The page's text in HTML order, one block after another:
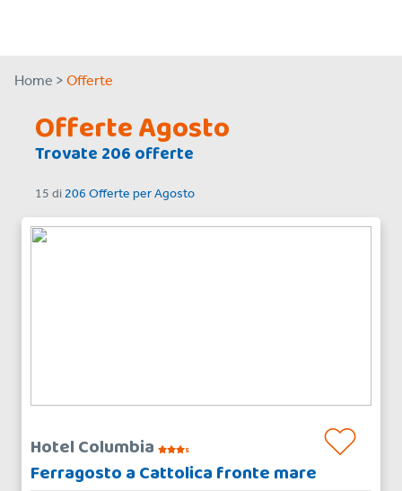
Home > Offerte
Offerte Agosto
Trovate 206 offerte
15 di 206 Offerte perAgosto
Hotel Columbia s
Ferragosto a Cattolica fronte mare